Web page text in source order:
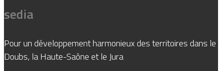
sedia
Pour un développement harmonieux des territoires dans le
Doubs, la Haute-Saône et le Jura